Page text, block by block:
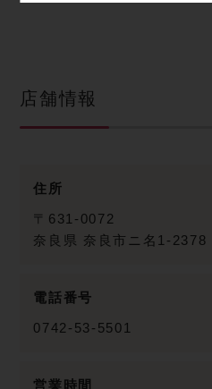
店舗情報
住所
〒631-0072
奈良県 奈良市ニ名1-2378
電話番号
0742-53-5501
営業時間